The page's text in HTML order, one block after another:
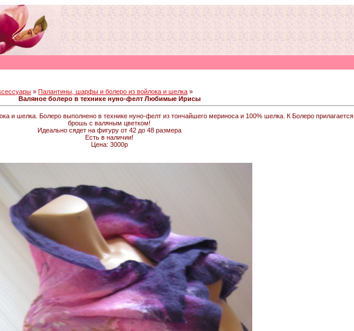
»Палантины, шарфы и болеро из войлока и шелка »
Валяное болеро в технике нуно-фелт Любимые Ирисы
и шелка. Болеро выполнено в технике нуно-фелт из тончайшего мериноса и 100% шелка. К Болеро прилагается
брошь с валяным цветком!
Идеально сядет на фигуру от 42 до 48 размера
Есть в наличии!
Цена: 3000р